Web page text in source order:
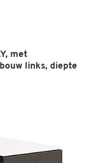
met
links, diepte